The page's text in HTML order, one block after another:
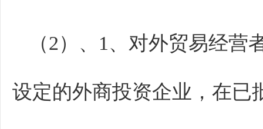
（2）、1、对外贸易经
设定的外商投资企业，在已